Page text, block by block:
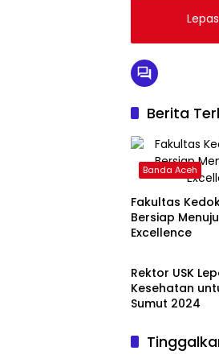
Berita
Banda Aceh
Fakultas
Bersiap
Excellence
Banda Aceh
Rektor USK
Kesehatan
Sumut 2024